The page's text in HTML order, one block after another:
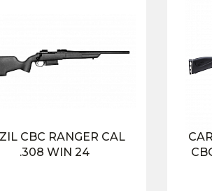
CBC RANGER CAL
.308 WIN 24